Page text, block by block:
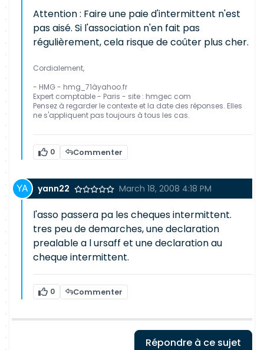
Attention : Faire une paie d'intermittent n'est
pas aisé. Si l'association n'en fait pas
régulièrement, cela risque de coûter plus cher.
Cordialement,
- HMG - hmg_71àyahoo.fr
Expert comptable - Paris - site : hmgec com
Pensez à regarder le contexte et la date des réponses. Elles
ne s'appliquent pas toujours à tous les cas.
0 Commenter
yann22 March 18, 2008 4:18 PM
l'asso passera pa les cheques intermittent.
tres peu de demarches, une declaration
prealable a l ursaff et une declaration au
cheque intermittent.
0 Commenter
Répondre à ce sujet